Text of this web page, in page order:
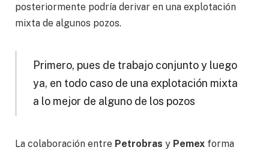
posteriormente podría derivar en una explotación
mixta de algunos pozos.
Primero, pues de trabajo conjunto y luego
ya, en todo caso de una explotación mixta
a lo mejor de alguno de los pozos
La colaboración entre Petrobras y Pemex forma